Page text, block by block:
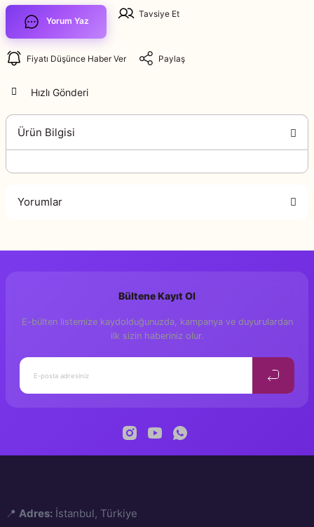
Yorum Yaz
Tavsiye Et
Fiyatı Düşünce Haber Ver Paylaş
Hızlı Gönderi
Ürün Bilgisi
Yorumlar
Yorum Yaz
Bültene Kayıt Ol
E-bülten listemize kaydolduğunuzda, kampanya ve duyurulardan
ilk sizin haberiniz olur.
📍 Adres: İstanbul, Türkiye